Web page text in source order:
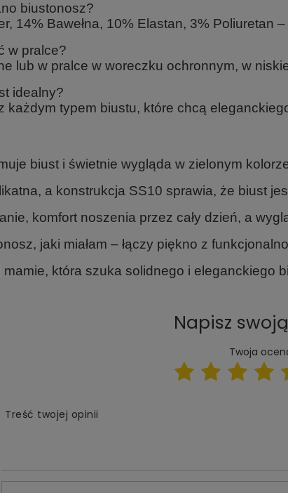
biustonosz?
14% Bawełna, 10% Elastan, 3% Poliuretan
w pralce?
lub w pralce w woreczku ochronnym, w
idealny?
każdym typem biustu, które chcą
biust i świetnie wygląda w zielonym
a konstrukcja SS10 sprawia, że biust
komfort noszenia przez cały dzień, a
jaki miałam – łączy piękno z
która szuka solidnego i eleganckiego
Napisz
Twoja
Treść twojej opinii